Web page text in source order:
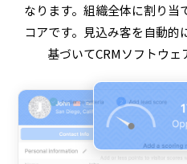
なります。組織全体に割り当
コアです。見込み客を自動
基づいてCRMソフトウェ